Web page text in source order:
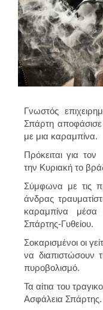
Γνωστός
Σπάρτη
με μια καραμπίνα.
Πρόκειται για
την Κυριακή το
Σύμφωνα με τις
άνδρας
καραμπίνα
Σπάρτης-Γυθείου.
Σοκαρισμένοι οι
να διαπιστώσουν
πυροβολισμό.
Τα αίτια του
Ασφάλεια Σπάρτης.